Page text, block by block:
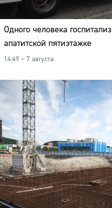
Одного человека
апатитской пятиэтажке
14:49 – 7 августа